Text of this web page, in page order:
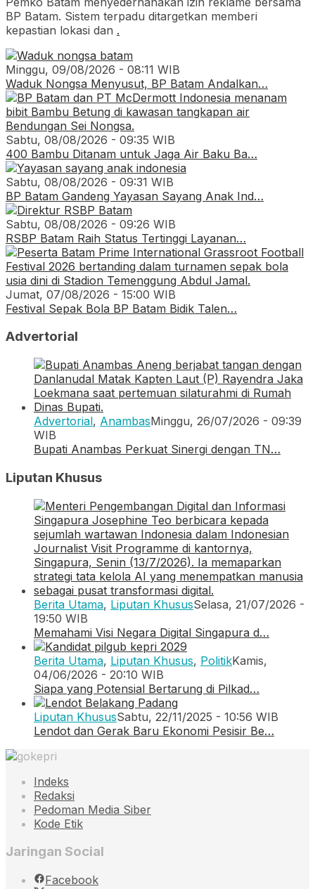
BP Batam. Sistem terpadu ditargetkan memberi
kepastian lokasi dan .
Minggu, 09/08/2026 - 08:11 WIB
Waduk Nongsa Menyusut, BP Batam Andalkan…
Sabtu, 08/08/2026 - 09:35 WIB
400 Bambu Ditanam untuk Jaga Air Baku Ba…
Sabtu, 08/08/2026 - 09:31 WIB
BP Batam Gandeng Yayasan Sayang Anak Ind…
Sabtu, 08/08/2026 - 09:26 WIB
RSBP Batam Raih Status Tertinggi Layanan…
Jumat, 07/08/2026 - 15:00 WIB
Festival Sepak Bola BP Batam Bidik Talen…
Advertorial
Advertorial, AnambasMinggu, 26/07/2026 - 09:39
WIB
Bupati Anambas Perkuat Sinergi dengan TN…
Liputan Khusus
Berita Utama, Liputan KhususSelasa, 21/07/2026 -
19:50 WIB
Memahami Visi Negara Digital Singapura d…
Berita Utama, Liputan Khusus, PolitikKamis,
04/06/2026 - 20:10 WIB
Siapa yang Potensial Bertarung di Pilkad…
Liputan KhususSabtu, 22/11/2025 - 10:56 WIB
Lendot dan Gerak Baru Ekonomi Pesisir Be…
Indeks
Redaksi
Pedoman Media Siber
Kode Etik
Jaringan Social
Facebook